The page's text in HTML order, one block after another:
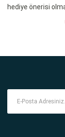
hediye önerisi
Kitapları çok
sitemizden
modelleri
veya ofisinize